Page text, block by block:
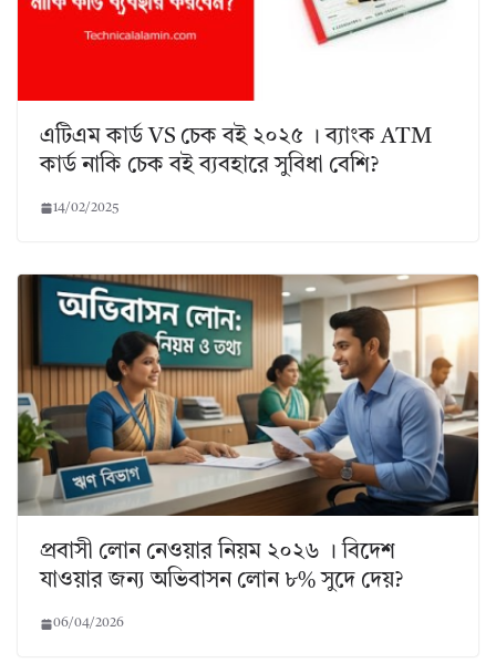
এটিএম কার্ড VS চেক বই ২০২৫ । ব্যাংক ATM
কার্ড নাকি চেক বই ব্যবহারে সুবিধা বেশি?
14/02/2025
প্রবাসী লোন নেওয়ার নিয়ম ২০২৬ । বিদেশ
যাওয়ার জন্য অভিবাসন লোন ৮% সুদে দেয়?
06/04/2026